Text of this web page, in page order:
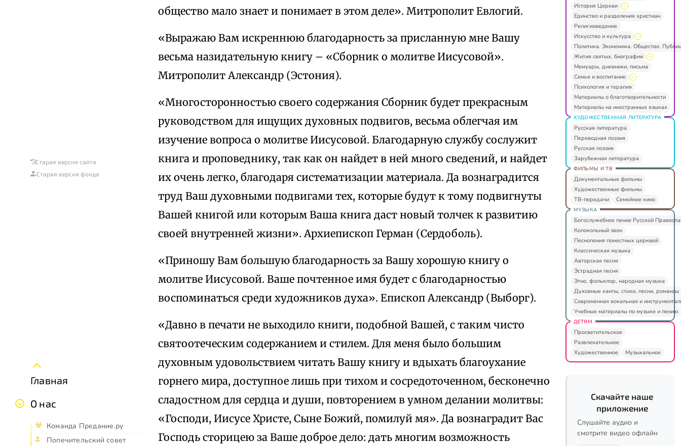
Старая версия сайта
Старая версия фонда
Главная
О нас
Команда Предание.ру
Попечительский совет
общество мало знает и понимает в этом деле». Митрополит Евлогий.
«Выражаю Вам искреннюю благодарность за присланную мне Вашу
весьма назидательную книгу – «Сборник о молитве Иисусовой».
Митрополит Александр (Эстония).
«Многосторонностью своего содержания Сборник будет прекрасным
руководством для ищущих духовных подвигов, весьма облегчая им
изучение вопроса о молитве Иисусовой. Благодарную службу сослужит
книга и проповеднику, так как он найдет в ней много сведений, и найдет
их очень легко, благодаря систематизации материала. Да вознаградится
труд Ваш духовными подвигами тех, которые будут к тому подвигнуты
Вашей книгой или которым Ваша книга даст новый толчек к развитию
своей внутренней жизни». Архиепископ Герман (Сердоболь).
«Приношу Вам большую благодарность за Вашу хорошую книгу о
молитве Иисусовой. Ваше почтенное имя будет с благодарностью
воспоминаться среди художников духа». Епископ Александр (Выборг).
«Давно в печати не выходило книги, подобной Вашей, с таким чисто
святоотеческим содержанием и стилем. Для меня было большим
духовным удовольствием читать Вашу книгу и вдыхать благоухание
горнего мира, доступное лишь при тихом и сосредоточенном, бесконечно
сладостном для сердца и души, повторением в умном делании молитвы:
«Господи, Иисусе Христе, Сыне Божий, помилуй мя». Да вознаградит Вас
Господь сторицею за Ваше доброе дело: дать многим возможность
История Церкви
Единство и разделения христиан
Религиоведение
Искусство и культура
Политика. Экономика. Общество.
Жития святых, биографии
Мемуары, дневники, письма
Семья и воспитание
Психология и терапия
Материалы о благотворительности
Материалы на иностранных языках
ХУДОЖЕСТВЕННАЯ ЛИТЕРАТУРА
Русская литература
Переводная поэзия
Русская поэзия
Зарубежная литература
ФИЛЬМЫ И ТВ
Документальные фильмы
Художественные фильмы
ТВ-передачи
Семейное кино
МУЗЫКА
Богослужебное пение Русской
Колокольный звон
Песнопения поместных церквей
Классическая музыка
Авторская песня
Эстрадная песня
Этно, фольклор, народная музыка
Духовные канты, стихи, песни, романсы
Современная вокальная и
Учебные материалы по музыке и пению
ДЕТЯМ
Просветительское
Развлекательное
Художественное
Музыкальное
Скачайте наше
приложение
Слушайте аудио и
смотрите видео офлайн